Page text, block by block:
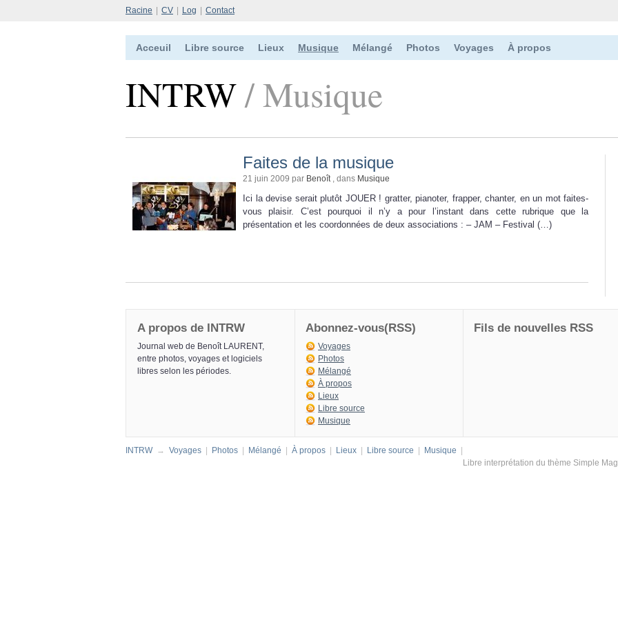
Racine CV Log Contact
Acceuil Libre source Lieux Musique Mélangé Photos Voyages À propos
INTRW/ Musique
Faites de la musique
21 juin 2009 par Benoît, dans Musique
Ici la devise serait plutôt JOUER ! gratter, pianoter, frapper, chanter, en un mot faites-
vous plaisir. C’est pourquoi il n’y a pour l’instant dans cette rubrique que la
présentation et les coordonnées de deux associations : – JAM – Festival (…)
A propos de INTRW
Journal web de Benoît LAURENT,
entre photos, voyages et logiciels
libres selon les périodes.
Abonnez-vous(RSS)
Voyages
Photos
Mélangé
À propos
Lieux
Libre source
Musique
Fils de nouvelles RSS
INTRW → Voyages Photos Mélangé À propos Lieux Libre source Musique
Libre interprétation du thème Simple